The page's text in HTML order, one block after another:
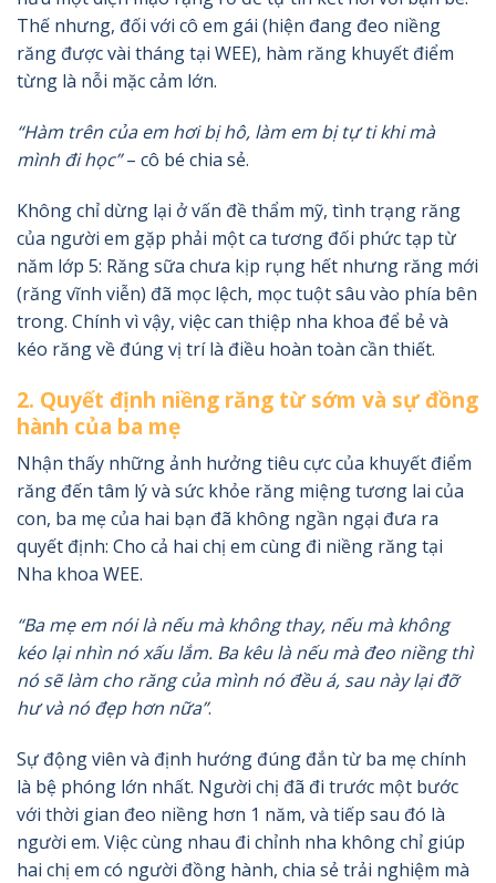
Thế nhưng, đối với cô em gái (hiện đang đeo niềng
răng được vài tháng tại WEE), hàm răng khuyết điểm
từng là nỗi mặc cảm lớn.
“Hàm trên của em hơi bị hô, làm em bị tự ti khi mà
mình đi học”– cô bé chia sẻ.
Không chỉ dừng lại ở vấn đề thẩm mỹ, tình trạng răng
của người em gặp phải một ca tương đối phức tạp từ
năm lớp 5: Răng sữa chưa kịp rụng hết nhưng răng mới
(răng vĩnh viễn) đã mọc lệch, mọc tuột sâu vào phía bên
trong. Chính vì vậy, việc can thiệp nha khoa để bẻ và
kéo răng về đúng vị trí là điều hoàn toàn cần thiết.
2. Quyết định niềng răng từ sớm và sự đồng
hành của ba mẹ
Nhận thấy những ảnh hưởng tiêu cực của khuyết điểm
răng đến tâm lý và sức khỏe răng miệng tương lai của
con, ba mẹ của hai bạn đã không ngần ngại đưa ra
quyết định: Cho cả hai chị em cùng đi niềng răng tại
Nha khoa WEE.
“Ba mẹ em nói là nếu mà không thay, nếu mà không
kéo lại nhìn nó xấu lắm. Ba kêu là nếu mà đeo niềng thì
nó sẽ làm cho răng của mình nó đều á, sau này lại đỡ
hư và nó đẹp hơn nữa”.
Sự động viên và định hướng đúng đắn từ ba mẹ chính
là bệ phóng lớn nhất. Người chị đã đi trước một bước
với thời gian đeo niềng hơn 1 năm, và tiếp sau đó là
người em. Việc cùng nhau đi chỉnh nha không chỉ giúp
hai chị em có người đồng hành, chia sẻ trải nghiệm mà